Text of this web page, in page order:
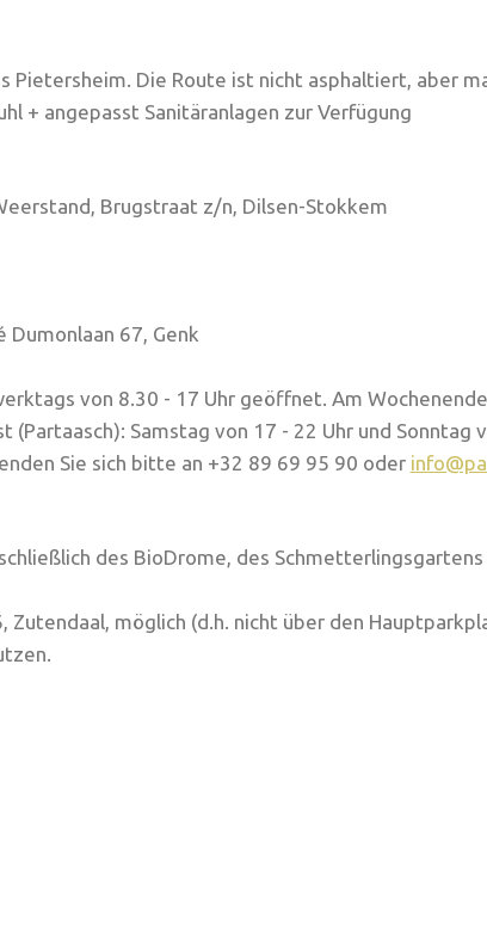
Pietersheim. Die Route ist nicht asphaltiert, aber
+ angepasst Sanitäranlagen zur Verfügung
Brugstraat z/n, Dilsen-Stokkem
67, Genk
von 8.30 - 17 Uhr geöffnet. Am
Samstag von 17 - 22 Uhr und Sonntag
Sie sich bitte an +32 89 69 95 90 oder
des BioDrome, des
möglich (d.h. nicht über den